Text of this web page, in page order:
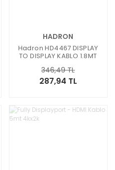
HADRON
Hadron HD4467 DISPLAY
TO DISPLAY KABLO 1.8MT
287,94 TL
346,49 TL